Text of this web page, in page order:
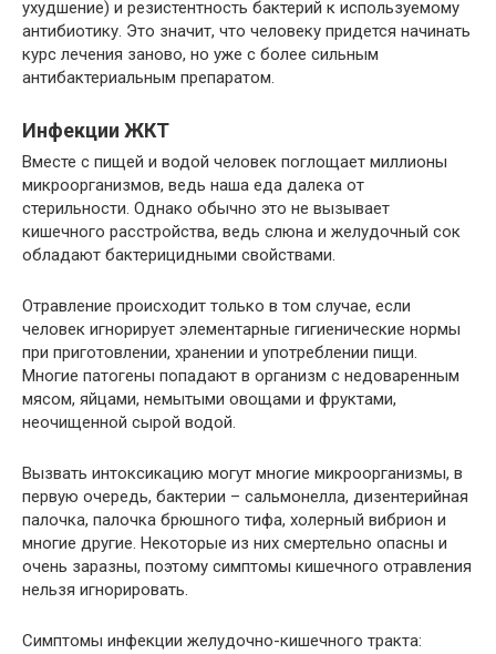
ухудшение) и резистентность бактерий к используемому
антибиотику. Это значит, что человеку придется начинать
курс лечения заново, но уже с более сильным
антибактериальным препаратом.
Инфекции ЖКТ
Вместе с пищей и водой человек поглощает миллионы
микроорганизмов, ведь наша еда далека от
стерильности. Однако обычно это не вызывает
кишечного расстройства, ведь слюна и желудочный сок
обладают бактерицидными свойствами.
Отравление происходит только в том случае, если
человек игнорирует элементарные гигиенические нормы
при приготовлении, хранении и употреблении пищи.
Многие патогены попадают в организм с недоваренным
мясом, яйцами, немытыми овощами и фруктами,
неочищенной сырой водой.
Вызвать интоксикацию могут многие микроорганизмы, в
первую очередь, бактерии – сальмонелла, дизентерийная
палочка, палочка брюшного тифа, холерный вибрион и
многие другие. Некоторые из них смертельно опасны и
очень заразны, поэтому симптомы кишечного отравления
нельзя игнорировать.
Симптомы инфекции желудочно-кишечного тракта: